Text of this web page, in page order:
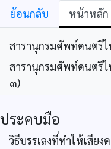
ย้อนกลับ หน้าหลัก
สารานุกรมศัพท์ดนตรีไ
สารานุกรมศัพท์ดนตรี
๓)
ประคบมือ
วิธีบรรเลงที่ทำให้เสีย